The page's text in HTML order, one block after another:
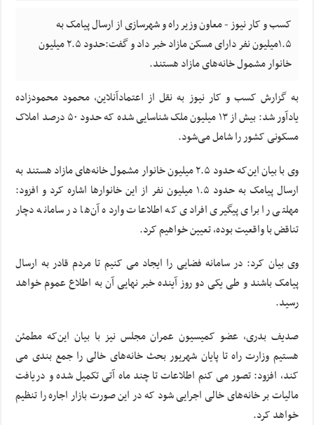
کسب و کار نیوز - معاون وزیر راه و شهرسازی از ارسال پیامک به
۱.۵میلیون نفر دارای مسکن مازاد خبر داد و گفت:حدود ۲.۵ میلیون
خانوار مشمول خانه‌های مازاد هستند.
به گزارش کسب و کار نیوز به نقل از اعتمادآنلاین، محمود محمودزاده
یادآور شد: بیش از ۱۳ میلیون ملک شناسایی شده که حدود ۵۰ درصد املاک
مسکونی کشور را شامل می‌شود.
وی با بیان این‌که حدود ۲.۵ میلیون خانوار مشمول خانه‌های مازاد هستند به
ارسال پیامک به حدود ۱.۵ میلیون نفر از این خانوارها اشاره کرد و افزود:
مهلتی را برای پیگیری افرادی که اطلاعات وارده آن‌ها در سامانه دچار
تناقض با واقعیت بوده، تعیین خواهیم کرد.
وی بیان کرد: در سامانه فضایی را ایجاد می کنیم تا مردم قادر به ارسال
پیامک باشند و طی یکی دو روز آینده خبر نهایی آن به اطلاع عموم خواهد
رسید.
صدیف بدری، عضو کمیسیون عمران مجلس نیز با بیان این‌که مطمئن
هستیم وزارت راه تا پایان شهریور بحث خانه‌های خالی را جمع بندی می
کند،‌ افزود: تصور می کنم اطلاعات تا چند ماه آتی تکمیل شده و دریافت
مالیات بر خانه‌های خالی اجرایی شود که در این صورت بازار اجاره را تنظیم
خواهد کرد.